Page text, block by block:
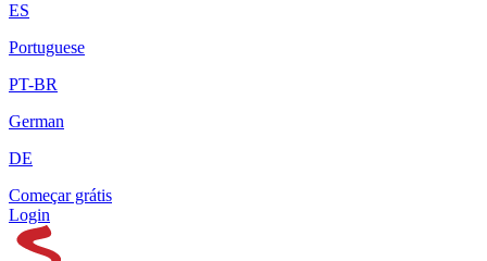
ES
Portuguese
PT-BR
German
DE
Começar grátis
Login